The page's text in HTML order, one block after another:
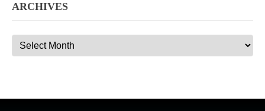
ARCHIVES
Archives